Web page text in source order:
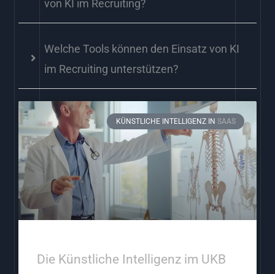
von KI im Recruiting?
Welche Tools können den Einsatz von KI
im Recruiting unterstützen?
KÜNSTLICHE INTELLIGENZ IN SAAS
Die Künstliche Intelligenz im UKB